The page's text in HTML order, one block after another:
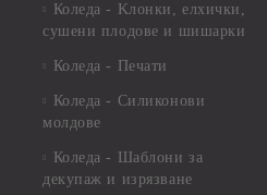
Коледа - Kлонки, елхички,
сушени плодове и шишарки
Коледа - Печати
Коледа - Силиконови
молдове
Коледа - Шаблони за
декупаж и изрязване